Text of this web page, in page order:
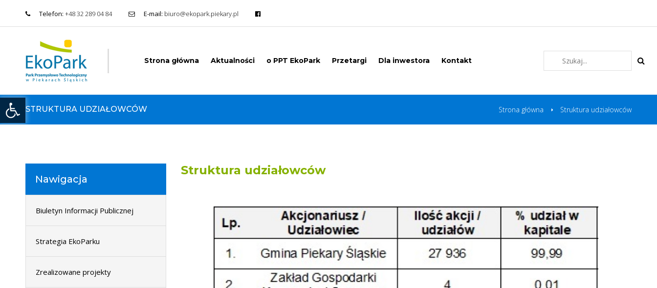
Otwórz pasek narzędzi
Telefon: +48 32 289 04 84 E-mail: biuro@ekopark.piekary.pl
Strona główna Aktualności o PPT EkoPark Przetargi Dla inwestora Kontakt
STRUKTURA UDZIAŁOWCÓW Strona główna Struktura udziałowców
Nawigacja
Biuletyn Informacji Publicznej
Strategia EkoParku
Zrealizowane projekty
Struktura udziałowców